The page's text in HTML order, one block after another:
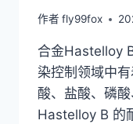
作者 fly99fox
合金Hastelloy
染控制领域中
酸、盐酸、磷酸
Hastelloy B 的